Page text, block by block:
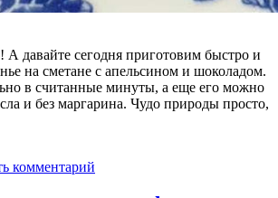
А давайте сегодня приготовим быстро и
на сметане с апельсином и шоколадом.
в считанные минуты, а еще его можно
и без маргарина. Чудо природы просто,
комментарий